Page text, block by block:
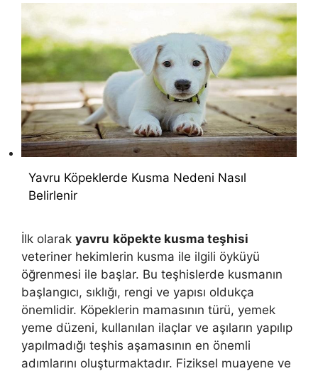
Yavru Köpeklerde Kusma Nedeni Nasıl
Belirlenir
İlk olarak yavru köpekte kusma teşhisi
veteriner hekimlerin kusma ile ilgili öyküyü
öğrenmesi ile başlar. Bu teşhislerde kusmanın
başlangıcı, sıklığı, rengi ve yapısı oldukça
önemlidir. Köpeklerin mamasının türü, yemek
yeme düzeni, kullanılan ilaçlar ve aşıların yapılıp
yapılmadığı teşhis aşamasının en önemli
adımlarını oluşturmaktadır. Fiziksel muayene ve